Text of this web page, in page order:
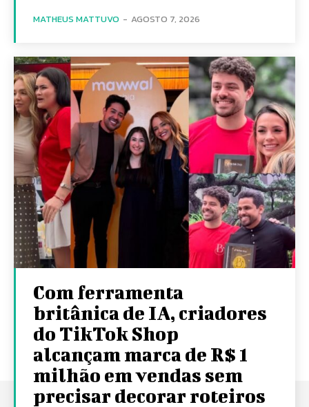
MATHEUS MATTUVO - AGOSTO 7, 2026
Com ferramenta
britânica de IA, criadores
do TikTok Shop
alcançam marca de R$ 1
milhão em vendas sem
precisar decorar roteiros